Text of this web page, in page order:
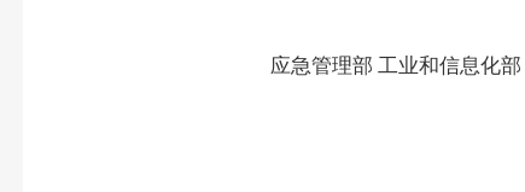
应急管理部 工业和信息化部